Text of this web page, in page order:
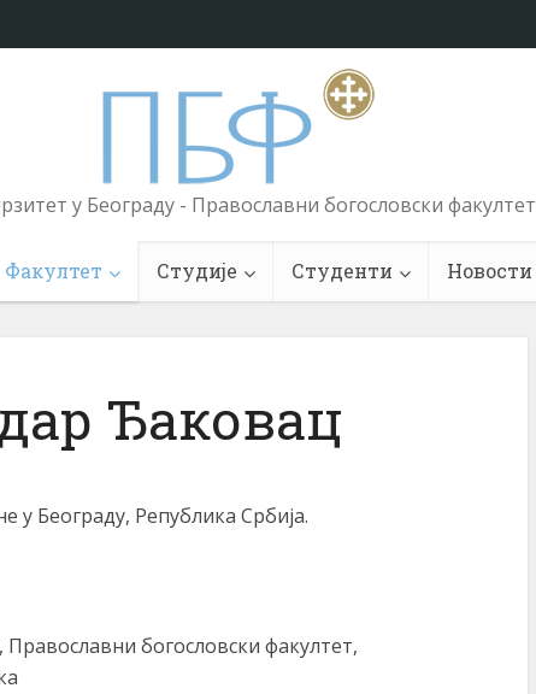
у Београду - Православни богословски факултет
Факултет Студије Студенти Новости
Ђаковац
у Београду, Република Србија.
Православни богословски факултет,